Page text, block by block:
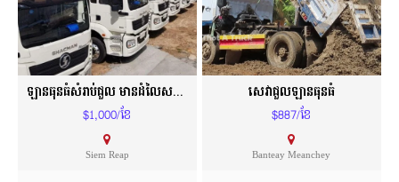
ឡានធុនធំសំរាប់ជួល មានដំលៃសមរម្យ
$1,000/ខែ
Siem Reap
សេវាជួលឡានធុនធំ
$887/ខែ
Banteay Meanchey